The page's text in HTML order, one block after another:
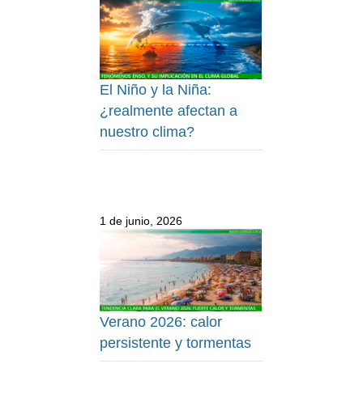
El Niño y la Niña:
¿realmente afectan a
nuestro clima?
1 de junio, 2026
Verano 2026: calor
persistente y tormentas